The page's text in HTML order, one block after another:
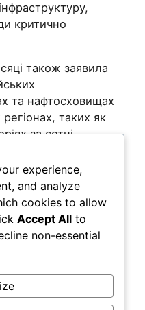
критично
також заявила
та нафтосховищах
таких як
за сотні
a comment.
experience,
and analyze
cookies to allow
Accept All to
non-essential